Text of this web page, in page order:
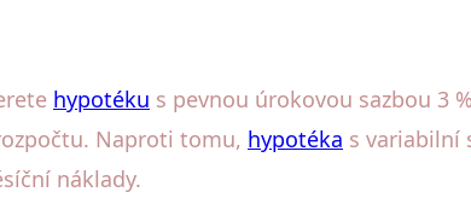
hypotéku s pevnou úrokovou sazbou 3
Naproti tomu, hypotéka s variabilní
náklady.